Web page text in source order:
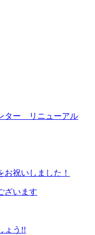
ター リニューアル
祝いしました！
ざいます
ょう!!